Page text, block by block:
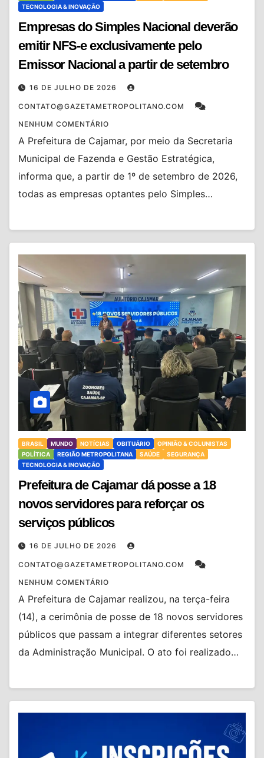
TECNOLOGIA & INOVAÇÃO
Empresas do Simples Nacional deverão
emitir NFS-e exclusivamente pelo
Emissor Nacional a partir de setembro
16 DE JULHO DE 2026
CONTATO@GAZETAMETROPOLITANO.COM
NENHUM COMENTÁRIO
A Prefeitura de Cajamar, por meio da Secretaria
Municipal de Fazenda e Gestão Estratégica,
informa que, a partir de 1º de setembro de 2026,
todas as empresas optantes pelo Simples…
BRASIL MUNDO NOTÍCIAS OBITUÁRIO
OPINIÃO & COLUNISTAS
POLÍTICA
REGIÃO METROPOLITANA SAÚDE
SEGURANÇA
TECNOLOGIA & INOVAÇÃO
Prefeitura de Cajamar dá posse a 18
novos servidores para reforçar os
serviços públicos
16 DE JULHO DE 2026
CONTATO@GAZETAMETROPOLITANO.COM
NENHUM COMENTÁRIO
A Prefeitura de Cajamar realizou, na terça-feira
(14), a cerimônia de posse de 18 novos servidores
públicos que passam a integrar diferentes setores
da Administração Municipal. O ato foi realizado…